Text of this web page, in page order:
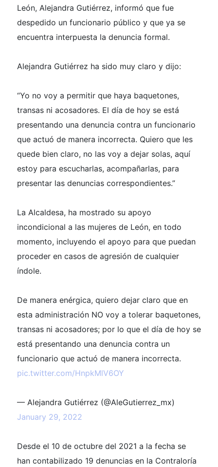
León, Alejandra Gutiérrez, informó que fue
despedido un funcionario público y que ya se
encuentra interpuesta la denuncia formal.
Alejandra Gutiérrez ha sido muy claro y dijo:
“Yo no voy a permitir que haya baquetones,
transas ni acosadores. El día de hoy se está
presentando una denuncia contra un funcionario
que actuó de manera incorrecta. Quiero que les
quede bien claro, no las voy a dejar solas, aquí
estoy para escucharlas, acompañarlas, para
presentar las denuncias correspondientes.”
La Alcaldesa, ha mostrado su apoyo
incondicional a las mujeres de León, en todo
momento, incluyendo el apoyo para que puedan
proceder en casos de agresión de cualquier
índole.
De manera enérgica, quiero dejar claro que en
esta administración NO voy a tolerar baquetones,
transas ni acosadores; por lo que el día de hoy se
está presentando una denuncia contra un
funcionario que actuó de manera incorrecta.
pic.twitter.com/HnpkMlV6OY
— Alejandra Gutiérrez (@AleGutierrez_mx)
January 29, 2022
Desde el 10 de octubre del 2021 a la fecha se
han contabilizado 19 denuncias en la Contraloría